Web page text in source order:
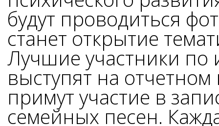
будут проводиться
станет открытие
Лучшие участники по
выступят на
примут участие в
семейных песен.